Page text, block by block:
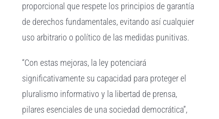
proporcional que respete los principios de garantía
de derechos fundamentales, evitando así cualquier
uso arbitrario o político de las medidas punitivas.
“Con estas mejoras, la ley potenciará
significativamente su capacidad para proteger el
pluralismo informativo y la libertad de prensa,
pilares esenciales de una sociedad democrática”,